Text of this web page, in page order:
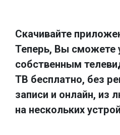
Скачивайте
Теперь, Вы сможете
собственным
ТВ бесплатно, без
записи и онлайн, из
на нескольких